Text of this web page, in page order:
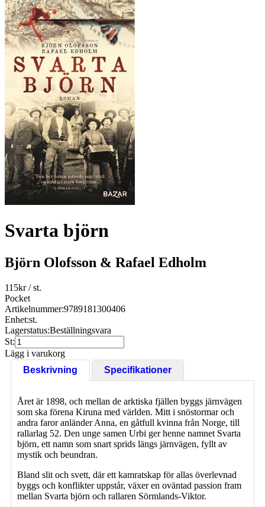
Svarta björn
Björn Olofsson & Rafael Edholm
115kr/ st.
Pocket
Artikelnummer:9789181300406
Enhet:st.
Lagerstatus:Beställningsvara
St:
Lägg i varukorg
Beskrivning
Specifikationer
Året är 1898, och mellan de arktiska fjällen byggs järnvägen
som ska förena Kiruna med världen. Mitt i snöstormar och
andra faror anländer Anna, en gåtfull kvinna från Norge, till
rallarlag 52. Den unge samen Urbi ger henne namnet Svarta
björn, ett namn som snart sprids längs järnvägen, fyllt av
mystik och beundran.
Bland slit och svett, där ett kamratskap för allas överlevnad
byggs och konflikter uppstår, växer en oväntad passion fram
mellan Svarta björn och rallaren Sörmlands-Viktor.